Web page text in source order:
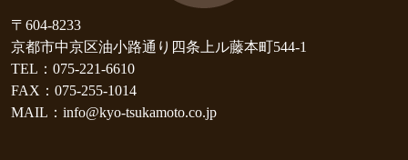
〒604-8233
京都市中京区油小路通り四条上ル藤本町544-1
TEL：075-221-6610
FAX：075-255-1014
MAIL：info@kyo-tsukamoto.co.jp